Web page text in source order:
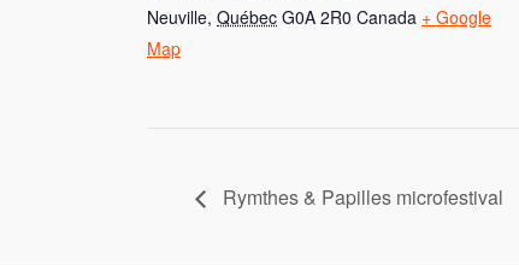
Neuville, Québec G0A 2R0 Canada + Google
Map
Rymthes & Papilles microfestival